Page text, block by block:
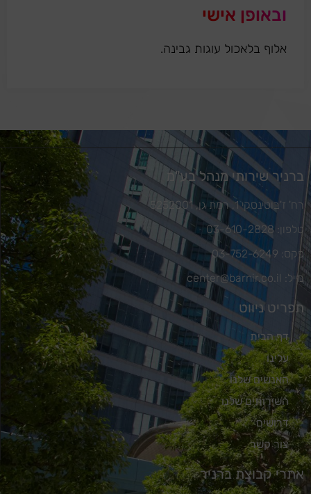
ובאופן אישי
אלוף בלאכול עוגות גבינה.
ברניר שירותי מנהל בע"מ
רח' ז'בוטינסקי 1, רמת גן, 5252001
טלפון: 03-610-2828
פקס: 03-752-6249
מייל: center@barnir.co.il
תפריט ניווט
דף הבית
עלינו
האנשים שלנו
השירותים שלנו
דרושים
צור קשר
אתרי קבוצת ברניר